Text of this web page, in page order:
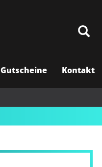
Gutscheine Kontakt